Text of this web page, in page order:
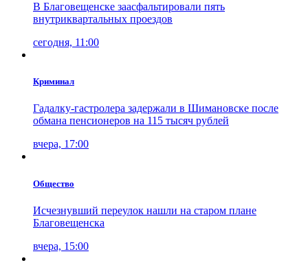
В Благовещенске заасфальтировали пять
внутриквартальных проездов
сегодня, 11:00
Криминал
Гадалку-гастролера задержали в Шимановске после
обмана пенсионеров на 115 тысяч рублей
вчера, 17:00
Общество
Исчезнувший переулок нашли на старом плане
Благовещенска
вчера, 15:00